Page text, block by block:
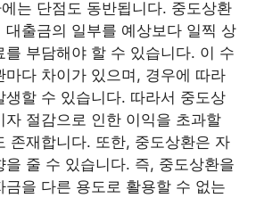
는 단점도 동반됩니다. 중도상환
대출금의 일부를 예상보다 일찍 상
를 부담해야 할 수 있습니다. 이 수
마다 차이가 있으며, 경우에 따라
생할 수 있습니다. 따라서 중도상
자 절감으로 인한 이익을 초과할
존재합니다. 또한, 중도상환은 자
을 줄 수 있습니다. 즉, 중도상환을
금을 다른 용도로 활용할 수 없는